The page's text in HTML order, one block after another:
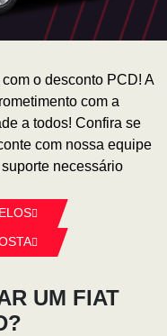
o desconto PCD! A
com a
a todos! Confira se
com nossa equipe
necessário
UM FIAT